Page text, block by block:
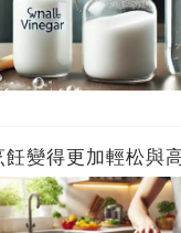
變得更加輕松與